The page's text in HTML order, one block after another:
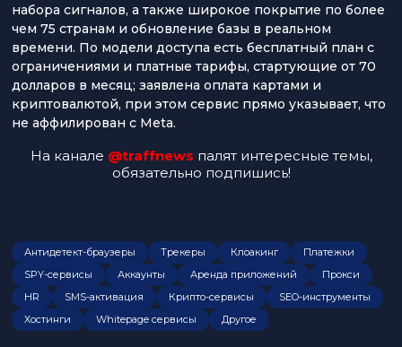
набора сигналов, а также широкое покрытие по более
чем 75 странам и обновление базы в реальном
времени. По модели доступа есть бесплатный план с
ограничениями и платные тарифы, стартующие от 70
долларов в месяц; заявлена оплата картами и
криптовалютой, при этом сервис прямо указывает, что
не аффилирован с Meta.
На канале @traffnews палят интересные темы,
обязательно подпишись!
Антидетект-браузеры Трекеры Клоакинг
Платежки
SPY-сервисы
Аккаунты Аренда приложений
Прокси
HR
SMS-активация Крипто-сервисы
SEO-инструменты
Хостинги
Whitepage сервисы Другое